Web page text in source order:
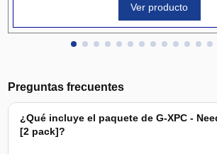
Ver producto
Preguntas frecuentes
¿Qué incluye el paquete de G-XPC -
[2 pack]?